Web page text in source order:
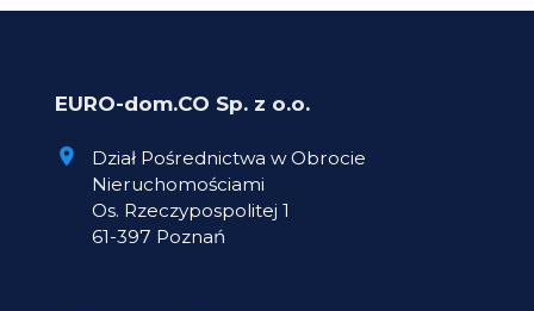
EURO-dom.CO Sp. z o.o.
Dział Pośrednictwa w Obrocie
Nieruchomościami
Os. Rzeczypospolitej 1
61-397 Poznań